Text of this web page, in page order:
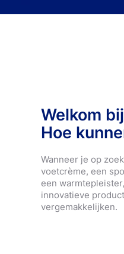
Welkom
Hoe
Wanneer je op
voetcrème, een
een
innovatieve
vergemakkelijken.